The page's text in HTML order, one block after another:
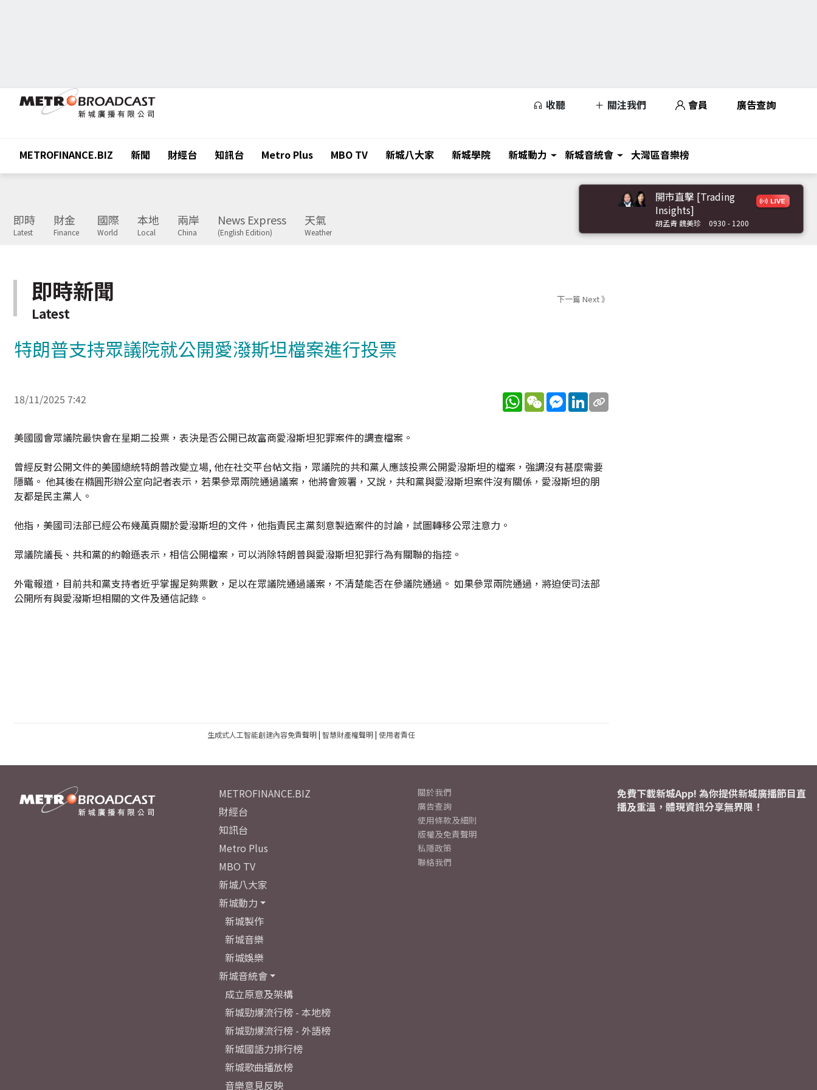
收聽 關注我們 會員 廣告查詢
METROFINANCE.BIZ 新聞 財經台 知訊台 Metro Plus MBO TV 新城八大家 新城學院 新城動力 新城音統會 大灣區音樂榜
即時
Latest
財金
Finance
國際
World
本地
Local
兩岸
China
News Express
(English Edition)
天氣
Weather
開市直擊 [Trading
Insights]
胡孟青 魏美珍 0930 - 1200
即時新聞
Latest
下一篇 Next 》
特朗普支持眾議院就公開愛潑斯坦檔案進行投票
18/11/2025 7:42 WhatsApp
WeChatMessenger
LinkedIn
美國國會眾議院最快會在星期二投票，表決是否公開已故富商愛潑斯坦犯罪案件的調查檔案。
曾經反對公開文件的美國總統特朗普改變立場, 他在社交平台帖文指，眾議院的共和黨人應該投票公開愛潑斯坦的檔案，強調沒有甚麼需要
隱瞞。 他其後在橢圓形辦公室向記者表示，若果參眾兩院通過議案，他將會簽署，又說，共和黨與愛潑斯坦案件沒有關係，愛潑斯坦的朋
友都是民主黨人。
他指，美國司法部已經公布幾萬頁關於愛潑斯坦的文件，他指責民主黨刻意製造案件的討論，試圖轉移公眾注意力。
眾議院議長、共和黨的約翰遜表示，相信公開檔案，可以消除特朗普與愛潑斯坦犯罪行為有關聯的指控。
外電報道，目前共和黨支持者近乎掌握足夠票數，足以在眾議院通過議案，不清楚能否在參議院通過。 如果參眾兩院通過，將迫使司法部
公開所有與愛潑斯坦相關的文件及通信記錄。
生成式人工智能創建內容免責聲明| 智慧財產權聲明| 使用者責任
METROFINANCE.BIZ
財經台
知訊台
Metro Plus
MBO TV
新城八大家
新城動力
新城製作
新城音樂
新城娛樂
新城音統會
成立原意及架構
新城勁爆流行榜 - 本地榜
新城勁爆流行榜 - 外語榜
新城國語力排行榜
新城歌曲播放榜
音樂意見反映
關於我們
廣告查詢
使用條款及細則
版權及免責聲明
私隱政策
聯絡我們
免費下載新城App! 為你提供新城廣播節目直
播及重溫，體現資訊分享無界限！